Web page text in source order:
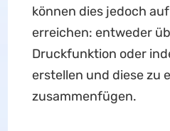
können dies jedoch
erreichen: entweder
Druckfunktion oder
erstellen und diese zu
zusammenfügen.